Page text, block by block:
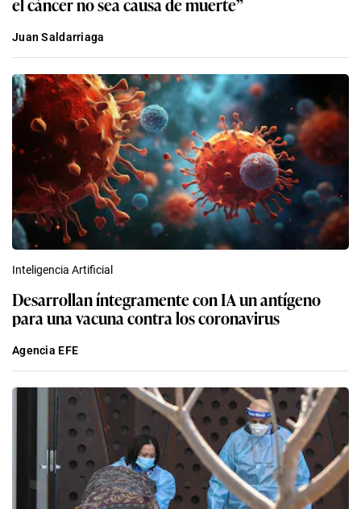
Juan Saldarriaga
Inteligencia Artificial
Desarrollan íntegramente con IA un antígeno
para una vacuna contra los coronavirus
Agencia EFE